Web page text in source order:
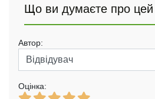
Що ви думаєте про цей
Автор:
Оцінка: